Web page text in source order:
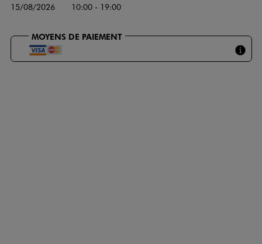
15/08/2026 10:00 - 19:00
MOYENS DE PAIEMENT